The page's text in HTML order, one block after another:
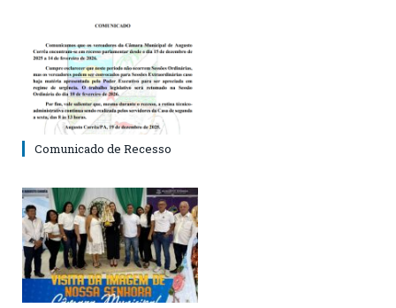
Comunicado de Recesso